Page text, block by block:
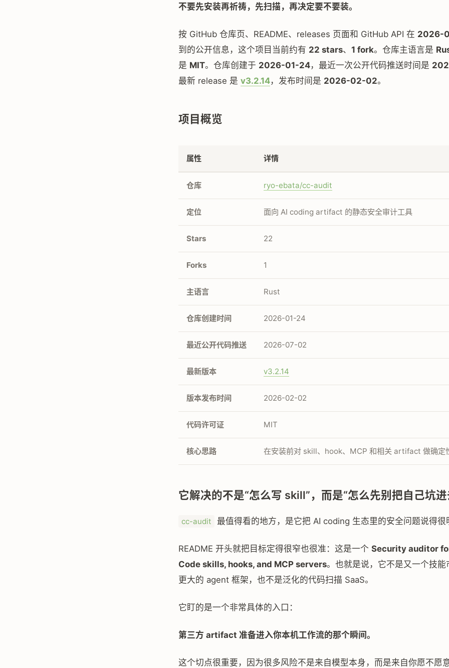
不要先安装再祈祷，先扫描，再决定要不要装。
按 GitHub 仓库页、README、releases 页面和 GitHub API 在 2026-
到的公开信息，这个项目当前约有 22 stars、 1 fork。仓库主语言是
是 MIT。仓库创建于 2026-01-24，最近一次公开代码推送时间是
最新 release 是 v3.2.14，发布时间是 2026-02-02。
项目概览
属性 详情
仓库 ryo-ebata/cc-audit
定位 面向 AI coding artifact 的静态安全审计工具
Stars 22
Forks 1
主语言 Rust
仓库创建时间 2026-01-24
最近公开代码推送 2026-07-02
最新版本 v3.2.14
版本发布时间 2026-02-02
代码许可证 MIT
核心思路 在安装前对 skill、hook、MCP 和相关 artifact 做确定
它解决的不是“怎么写 skill”，而是“怎么先别把自己坑进
cc-audit 最值得看的地方，是它把 AI coding 生态里的安全问题说得很
README 开头就把目标定得很窄也很准：这是一个 Security auditor
Code skills, hooks, and MCP servers。也就是说，它不是又一个技能
更大的 agent 框架，也不是泛化的代码扫描 SaaS。
它盯的是一个非常具体的入口：
第三方 artifact 准备进入你本机工作流的那个瞬间。
这个切点很重要，因为很多风险不是来自模型本身，而是来自你愿不愿